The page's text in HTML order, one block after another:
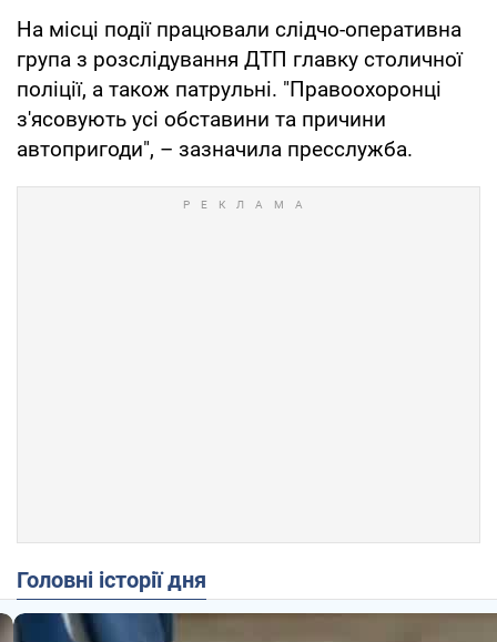
На місці події працювали слідчо-оперативна
група з розслідування ДТП главку столичної
поліції, а також патрульні. "Правоохоронці
з'ясовують усі обставини та причини
автопригоди", – зазначила пресслужба.
Головні історії дня